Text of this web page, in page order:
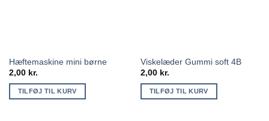
Hæftemaskine mini børne
2,00 kr.
TILFØJ TIL KURV
Viskelæder Gummi soft 4B
2,00 kr.
TILFØJ TIL KURV